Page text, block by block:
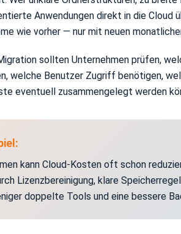
Anwendungen direkt in die Cloud
wie vorher — nur mit neuen
sollten Unternehmen prüfen,
welche Benutzer Zugriff benötigen,
eventuell zusammengelegt werden
kann Cloud-Kosten oft schon
Lizenzbereinigung, klare
doppelte Tools und eine bessere